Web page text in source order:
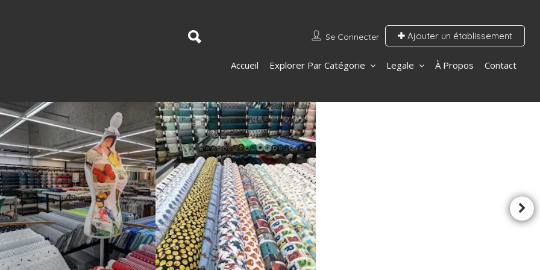
Se Connecter Ajouter un établissement
Accueil Explorer Par Catégorie Legale À Propos Contact